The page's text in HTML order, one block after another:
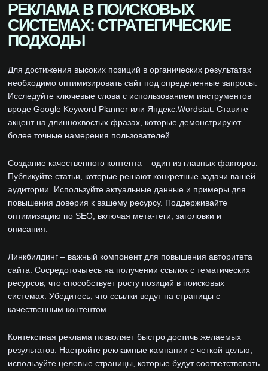
РЕКЛАМА В ПОИСКОВЫХ
СИСТЕМАХ: СТРАТЕГИЧЕСКИЕ
ПОДХОДЫ
Для достижения высоких позиций в органических результатах
необходимо оптимизировать сайт под определенные запросы.
Исследуйте ключевые слова с использованием инструментов
вроде Google Keyword Planner или Яндекс.Wordstat. Ставите
акцент на длиннохвостых фразах, которые демонстрируют
более точные намерения пользователей.
Создание качественного контента – один из главных факторов.
Публикуйте статьи, которые решают конкретные задачи вашей
аудитории. Используйте актуальные данные и примеры для
повышения доверия к вашему ресурсу. Поддерживайте
оптимизацию по SEO, включая мета-теги, заголовки и
описания.
Линкбилдинг – важный компонент для повышения авторитета
сайта. Сосредоточьтесь на получении ссылок с тематических
ресурсов, что способствует росту позиций в поисковых
системах. Убедитесь, что ссылки ведут на страницы с
качественным контентом.
Контекстная реклама позволяет быстро достичь желаемых
результатов. Настройте рекламные кампании с четкой целью,
используйте целевые страницы, которые будут соответствовать